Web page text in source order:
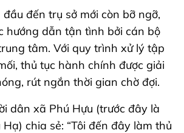
đến trụ sở mới còn bỡ ngỡ,
hướng dẫn tận tình bởi cán bộ
tâm. Với quy trình xử lý tập
thủ tục hành chính được giải
rút ngắn thời gian chờ đợi.
dân xã Phú Hựu (trước đây là
chia sẻ: “Tôi đến đây làm thủ